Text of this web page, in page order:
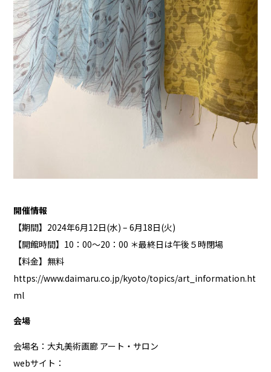
開催情報
【期間】2024年6月12日(水) – 6月18日(火)
【開館時間】10：00～20：00 ＊最終日は午後５時閉場
【料金】無料
https://www.daimaru.co.jp/kyoto/topics/art_information.ht
ml
会場
会場名：大丸美術画廊 アート・サロン
webサイト：